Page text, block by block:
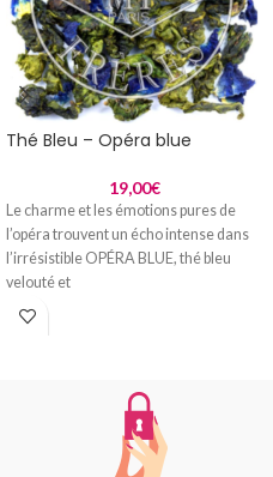
Thé Bleu – Opéra blue
19,00€
Le charme et les émotions pures de
l’opéra trouvent un écho intense dans
l’irrésistible OPÉRA BLUE, thé bleu
velouté et